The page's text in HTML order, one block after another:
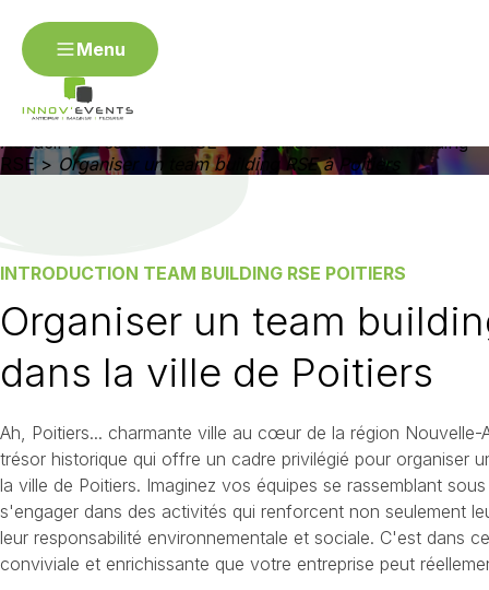
Menu
Menu
Organiser mon événement RSE
Contact
Angers
Annecy Avignon Besançon
Organiser un événement
Organiser un séminaire RSE
Organiser un challenge
d'entreprise RSE
ORGANISER UN TEAM BUILDING RSE À POITIERS
Organiser un team building
RSE à Poitiers
Accueil>Prestations RSE>Organiser un Team building
RSE> Organiser un team building RSE à Poitiers
INTRODUCTION TEAM BUILDING RSE POITIERS
Organiser un team
dans la ville de Poitiers
Ah, Poitiers... charmante ville au cœur de la région Nouvelle-
trésor historique qui offre un cadre privilégié pour organiser
la ville de Poitiers. Imaginez vos équipes se rassemblant
s'engager dans des activités qui renforcent non seulement
leur responsabilité environnementale et sociale. C'est dans
conviviale et enrichissante que votre entreprise peut